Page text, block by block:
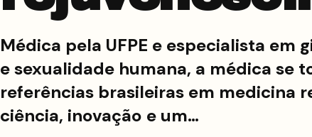
Médica pela UFPE e especialista em
e sexualidade humana, a médica se
referências brasileiras em medicina
ciência, inovação e um…